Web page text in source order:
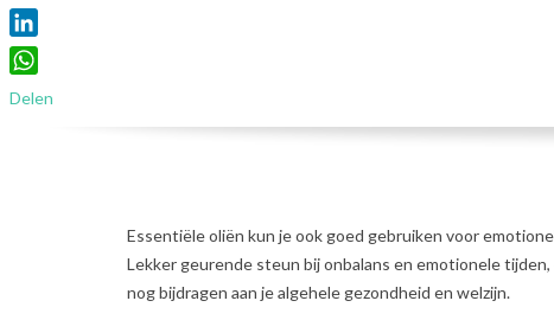
Essentiële oliën kun je ook goed gebruiken voor
Lekker geurende steun bij onbalans en emotionele
nog bijdragen aan je algehele gezondheid en welzijn.
Twitter
LinkedIn
WhatsApp
Delen